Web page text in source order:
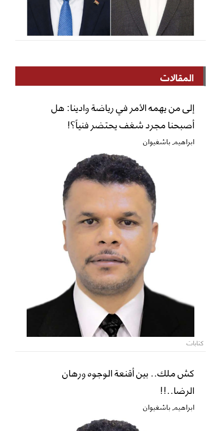
المقالات
إلى من يهمه الأمر في رياضة وادينا: هل
أصبحنا مجرد شغف يحتضر فنياً؟!
ابراهيم باشغيوان
كتابات
كش ملك.. بين أقنعة الوجوه ورهان
الرضا..!!
ابراهيم باشغيوان